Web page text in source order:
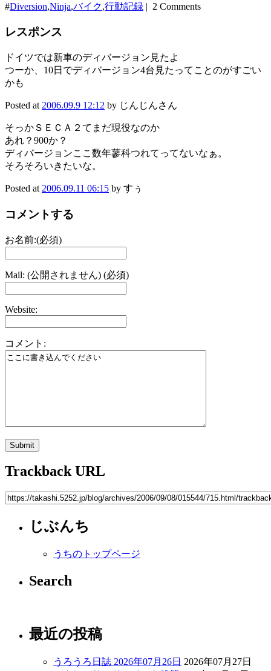
#Diversion,Ninja,バイク,行動記録 | 2 Comments
レスポンス
ドイツでは新車のディバージョン見たよ
つーか、10日でディバージョン4台見たってことのがすごい
かも
Posted at 2006.09.9 12:12 by じんじんさん
そっかＳＥＣＡ２てまだ現役なのか
あれ？900か？
ディバージョンここ数年蓼科つれてってないなぁ。
そろそろいきたいな。
Posted at 2006.09.11 06:15 by すぅ
コメントする
お名前:(必須)
Mail: (公開されません) (必須)
Website:
コメント:
Trackback URL
じぶんち
うちのトップページ
Search
最近の投稿
うろうろ日誌 2026年07月26日 2026年07月27日